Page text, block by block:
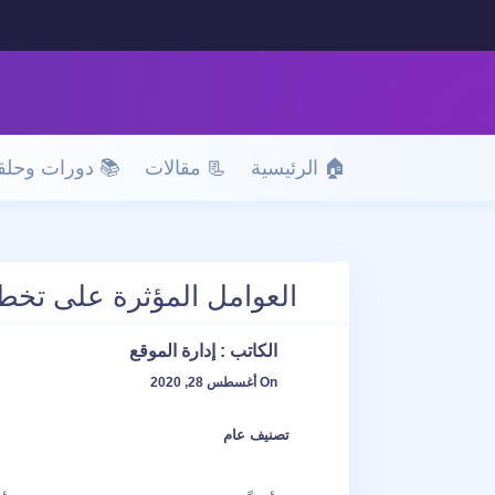
🏠 الرئيسية 📃 مقالات 📚 دورات
العوامل المؤثرة على
الكاتب : إدارة الموقع
On أغسطس 28, 2020
تصنيف عام